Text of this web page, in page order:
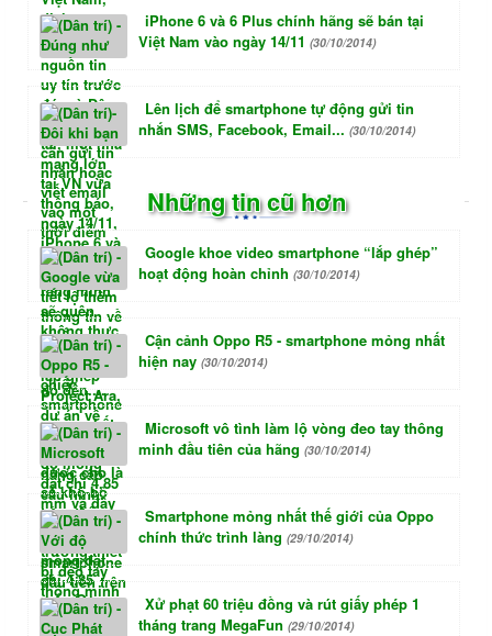
iPhone 6 và 6 Plus chính hãng sẽ bán tại
Việt Nam vào ngày 14/11 (30/10/2014)
Lên lịch để smartphone tự động gửi tin
nhắn SMS, Facebook, Email... (30/10/2014)
Những tin cũ hơn
Google khoe video smartphone “lắp ghép”
hoạt động hoàn chỉnh (30/10/2014)
Cận cảnh Oppo R5 - smartphone mỏng nhất
hiện nay (30/10/2014)
Microsoft vô tình làm lộ vòng đeo tay thông
minh đầu tiên của hãng (30/10/2014)
Smartphone mỏng nhất thế giới của Oppo
chính thức trình làng (29/10/2014)
Xử phạt 60 triệu đồng và rút giấy phép 1
tháng trang MegaFun (29/10/2014)